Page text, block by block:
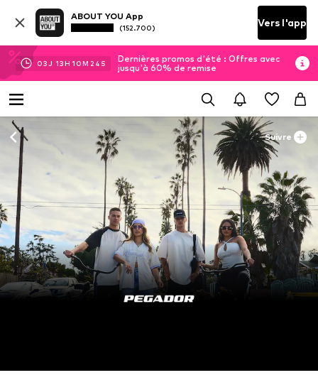
ABOUT YOU App
(152.700) Vers l'app
03J 13H 10M 22 S
Dernières promos d'été : Offres avec
jusqu'à 60% de remise
Suivre